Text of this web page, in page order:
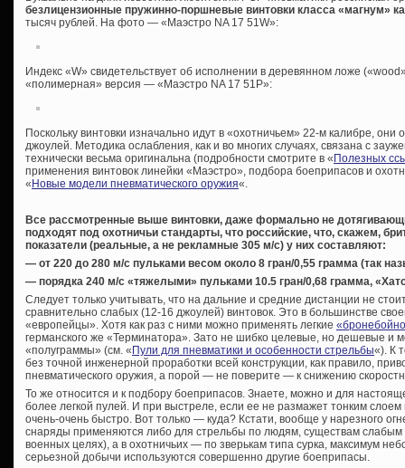
безлицензионные пружинно-поршневые винтовки класса «магнум»
тысяч рублей. На фото — «Маэстро NA 17 51W»:
Индекс «W» свидетельствует об исполнении в деревянном ложе
«полимерная» версия — «Маэстро NA 17 51P»:
Поскольку винтовки изначально идут в «охотничьем» 22-м калибре,
джоулей. Методика ослабления, как и во многих случаях, связана с
технически весьма оригинальна (подробности смотрите в « Полезных
применения винтовок линейки «Маэстро», подбора боеприпасов и
« Новые модели пневматического оружия«.
Все рассмотренные выше винтовки, даже формально не
подходят под охотничьи стандарты, что российские, что, скажем,
показатели (реальные, а не рекламные 305 м/с) у них составляют:
— от 220 до 280 м/с пульками весом около 8 гран/0,55 грамма (так
— порядка 240 м/с «тяжелыми» пульками 10.5 гран/0,68 грамма,
Следует только учитывать, что на дальние и средние дистанции не
сравнительно слабых (12-16 джоулей) винтовок. Это в большинстве
«европейцы». Хотя как раз с ними можно применять легкие
германского же «Терминатора». Зато не шибко целевые, но дешевые и
«полуграммы» (см. « Пули для пневматики и особенности стрельбы«). К
без точной инженерной проработки всей конструкции, как правило,
пневматического оружия, а порой — не поверите — к снижению
То же относится и к подбору боеприпасов. Знаете, можно и для
более легкой пулей. И при выстреле, если ее не размажет тонким
очень-очень быстро. Вот только — куда? Кстати, вообще у нарезного
снаряды применяются либо для стрельбы по людям, существам слабым
военных целях), а в охотничьих — по зверькам типа сурка, максимум
серьезной добычи используются совершенно другие боеприпасы.